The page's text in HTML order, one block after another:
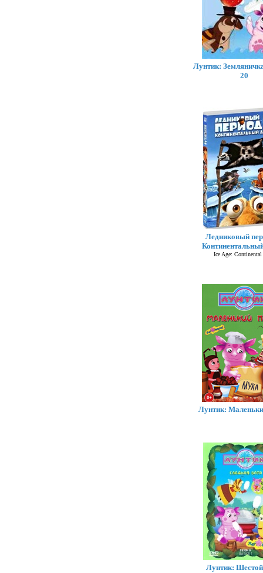
Лунтик:
20
Ледниковый
Ice Age:
Лунтик:
Лунтик: Шестой